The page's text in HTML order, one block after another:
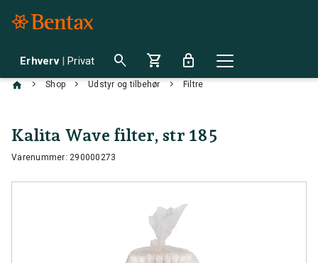
Erhverv | Privat search shopping_cart lock
chevron_right Shop chevron_right Udstyr og tilbehør chevron_right Filtre
Kalita Wave filter, str 185
Varenummer: 290000273